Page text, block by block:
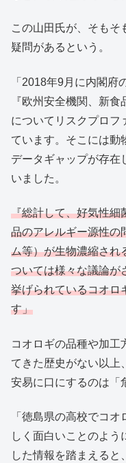
この山田氏が、そもそ
疑問があるという。
「2018年9月に内閣
『欧州安全機関、新
についてリスクプロフ
ています。そこには動
データギャップが存在
いました。
『総計して、好気性細
品のアレルギー源性の
ム等）が生物濃縮され
ついては様々な議論が
挙げられているコオロ
す」
コオロギの品種や加工
てきた歴史がない以上
安易に口にするのは「
「徳島県の高校でコ
しく面白いことのよう
した情報を踏まえると